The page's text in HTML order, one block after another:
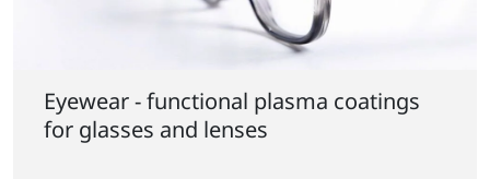
Eyewear - functional plasma coatings
for glasses and lenses